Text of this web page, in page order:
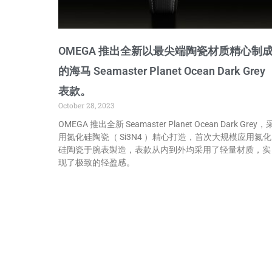
OMEGA 推出全新以最尖端陶瓷材质精心制
的海马 Seamaster Planet Ocean Dark Grey
表款。
October 28, 2023
OMEGA 推出全新 Seamaster Planet Ocean Dark Grey，
用氮化硅陶瓷（ Si3N4 ）精心打造，首次大规模应用氮化
硅陶瓷于腕表製造，表款从内到外均采用了轻量材质，实
现了极致的轻盈感。